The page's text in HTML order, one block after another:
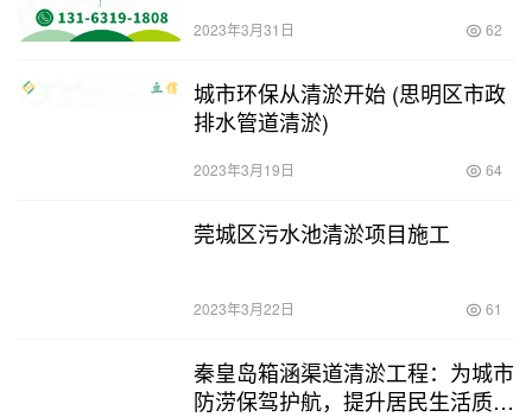
2023年3月31日 62
城市环保从清淤开始 (思明区市政
排水管道清淤)
2023年3月19日 64
莞城区污水池清淤项目施工
2023年3月22日 61
秦皇岛箱涵渠道清淤工程：为城市
防涝保驾护航，提升居民生活质